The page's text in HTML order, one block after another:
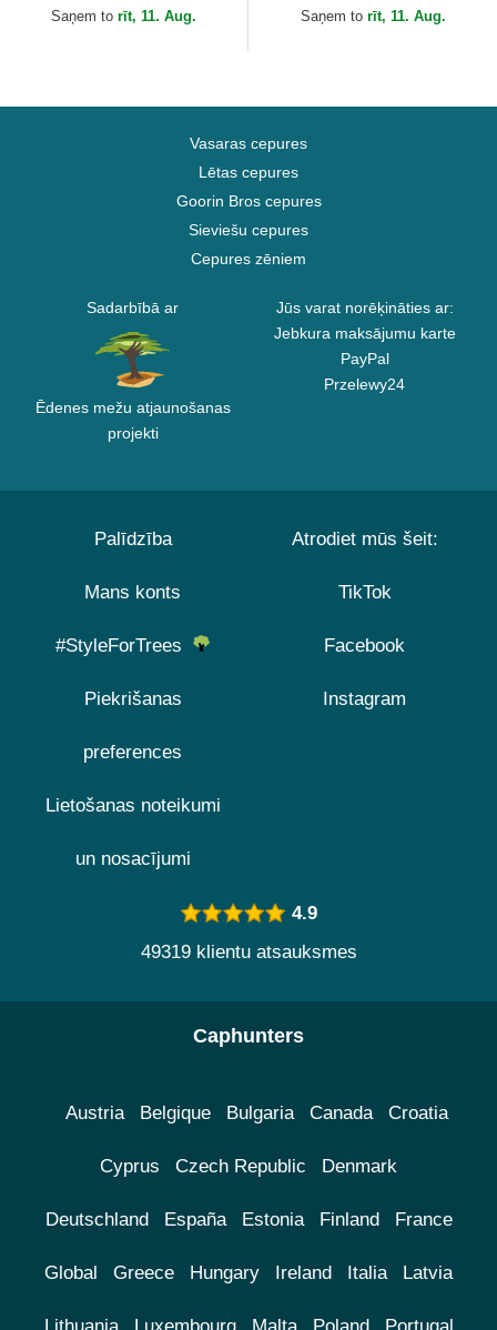
York Yankees MLB no New
Saņem to rīt, 11. Aug.
Yankees MLB no New Era
Saņem to rīt, 11. Aug.
Vasaras cepures
Lētas cepures
Goorin Bros cepures
Sieviešu cepures
Cepures zēniem
Sadarbībā ar
Ēdenes mežu atjaunošanas
projekti
Jūs varat norēķināties ar:
Jebkura maksājumu karte
PayPal
Przelewy24
Palīdzība
Mans konts
#StyleForTrees
Piekrišanas
preferences
Lietošanas noteikumi
un nosacījumi
Atrodiet mūs šeit:
TikTok
Facebook
Instagram
4.9
49319 klientu atsauksmes
Caphunters
Austria Belgique Bulgaria Canada Croatia
Cyprus Czech Republic Denmark
Deutschland España Estonia Finland France
Global Greece Hungary Ireland Italia Latvia